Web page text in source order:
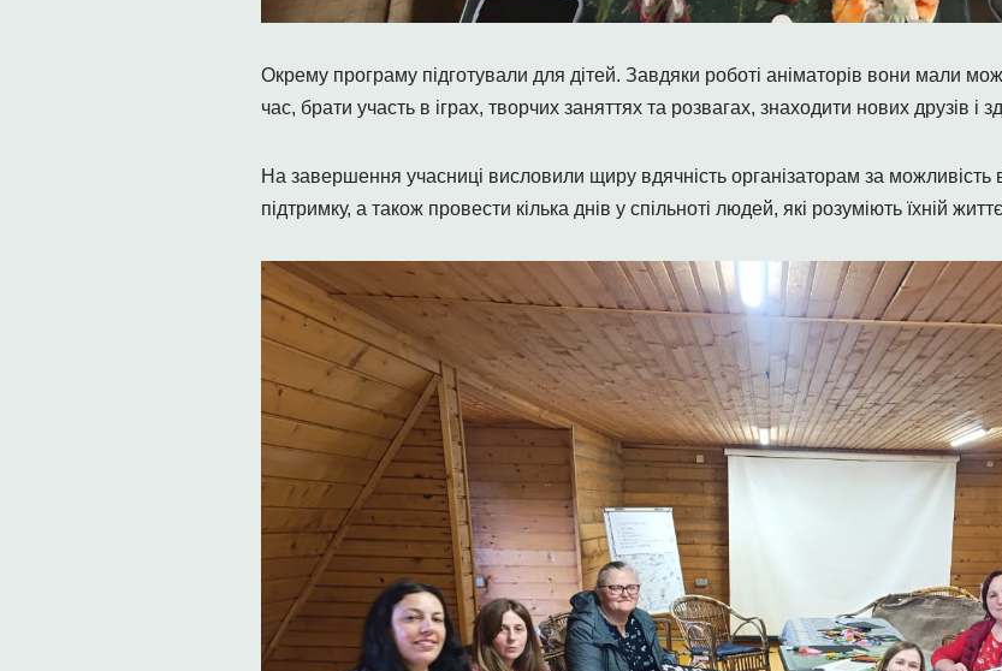
Окрему програму підготували для дітей. Завдяки роботі аніматорів вони мали
час, брати участь в іграх, творчих заняттях та розвагах, знаходити нових друзів і
На завершення учасниці висловили щиру вдячність організаторам за можливість
підтримку, а також провести кілька днів у спільноті людей, які розуміють їхній